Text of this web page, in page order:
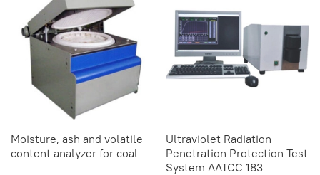
Moisture, ash and volatile
content analyzer for coal
Ultraviolet Radiation
Penetration Protection Test
System AATCC 183